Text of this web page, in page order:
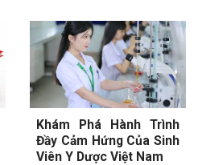
Khám Phá Hành Trình
Đầy Cảm Hứng Của Sinh
Viên Y Dược Việt Nam